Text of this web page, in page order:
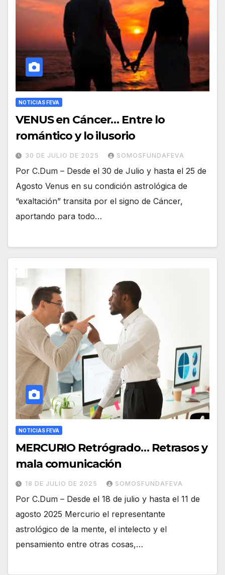
NOTICIAS FEVA
VENUS en Cáncer… Entre lo
romántico y lo ilusorio
30 DE JULIO DE 2025 SOMOSFUNDAFEVA
Por C.Dum – Desde el 30 de Julio y hasta el 25 de
Agosto Venus en su condición astrológica de
“exaltación” transita por el signo de Cáncer,
aportando para todo…
NOTICIAS FEVA
MERCURIO Retrógrado… Retrasos y
mala comunicación
18 DE JULIO DE 2025 SOMOSFUNDAFEVA
Por C.Dum – Desde el 18 de julio y hasta el 11 de
agosto 2025 Mercurio el representante
astrológico de la mente, el intelecto y el
pensamiento entre otras cosas,…